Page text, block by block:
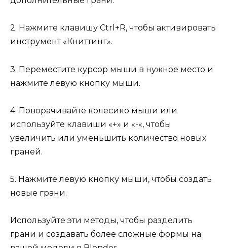
2. Нажмите клавишу Ctrl+R, чтобы активировать
инструмент «Книттинг».
3. Переместите курсор мыши в нужное место и
нажмите левую кнопку мыши.
4. Поворачивайте колесико мыши или
используйте клавиши «+» и «-«, чтобы
увеличить или уменьшить количество новых
граней.
5. Нажмите левую кнопку мыши, чтобы создать
новые грани.
Используйте эти методы, чтобы разделить
грани и создавать более сложные формы на